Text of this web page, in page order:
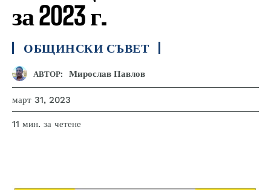
за 2023 г.
ОБЩИНСКИ СЪВЕТ
АВТОР: Мирослав Павлов
март 31, 2023
11 мин. за четене